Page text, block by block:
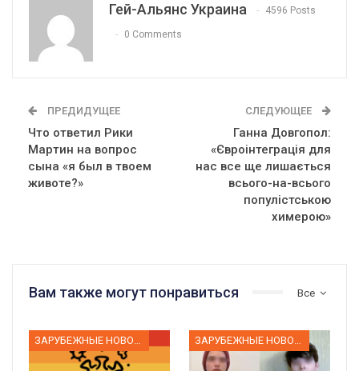
Гей-Альянс Украина 4596 Posts
0 Comments
ПРЕДИДУЩЕЕ
Что ответил Рики
Мартин на вопрос
сына «я был в твоем
животе?»
СЛЕДУЮЩЕЕ
Ганна Довгопол:
«Євроінтеграція для
нас все ще лишається
всього-на-всього
популістською
химерою»
Все
Вам также могут понравиться